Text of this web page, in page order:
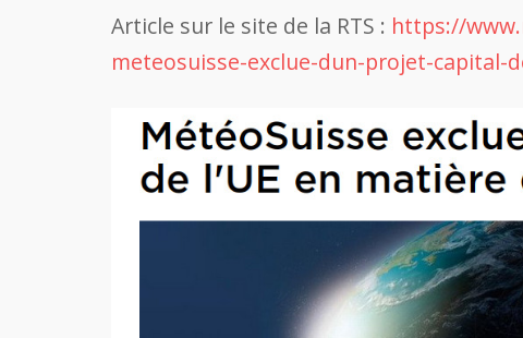
Article sur le site de la RTS : https://
meteosuisse-exclue-dun-projet-